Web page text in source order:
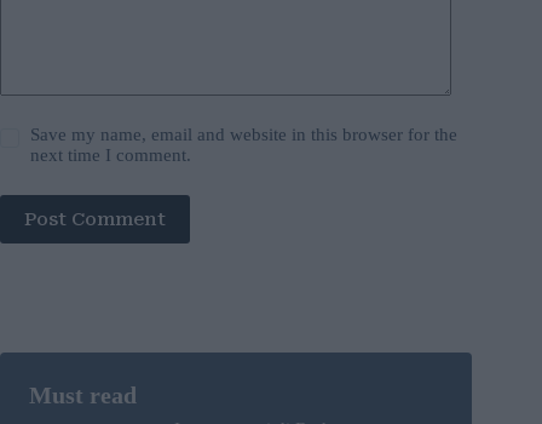
Save my name, email and website in this browser for the
next time I comment.
Post Comment